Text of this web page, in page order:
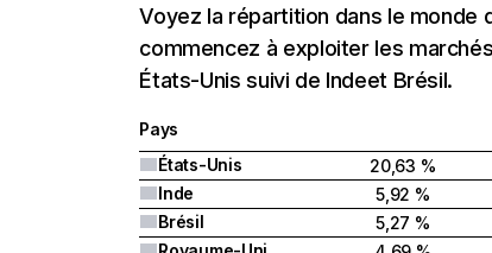
Voyez la répartition dans le
commencez à exploiter les
États-Unis suivi de Indeet Brésil.
Pays
États-Unis
20,63 %
Inde
5,92 %
Brésil
5,27 %